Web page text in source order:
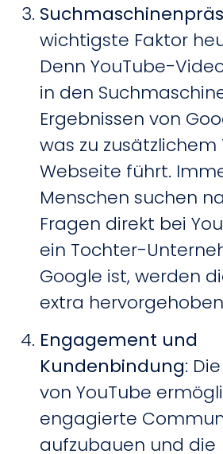
wichtigste Faktor
Denn YouTube-
in den
Ergebnissen von
was zu
Webseite führt.
Menschen suchen
Fragen direkt bei
ein Tochter-
Google ist, werden
extra
Engagement und
Kundenbindung:
von YouTube
engagierte
aufzubauen und die